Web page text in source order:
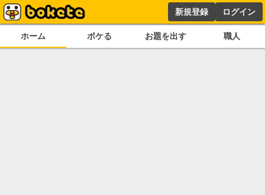
新規登録 ログイン
ホーム ボケる お題を出す 職人